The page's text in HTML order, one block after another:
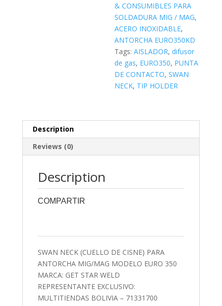
& CONSUMIBLES PARA
SOLDADURA MIG / MAG,
ACERO INOXIDABLE,
ANTORCHA EURO350KD
Tags:AISLADOR,difusor
de gas, EURO350, PUNTA
DE CONTACTO,SWAN
NECK, TIP HOLDER
Description
Reviews (0)
Description
COMPARTIR
SWAN NECK (CUELLO DE CISNE) PARA
ANTORCHA MIG/MAG MODELO EURO 350
MARCA: GET STAR WELD
REPRESENTANTE EXCLUSIVO:
MULTITIENDAS BOLIVIA – 71331700